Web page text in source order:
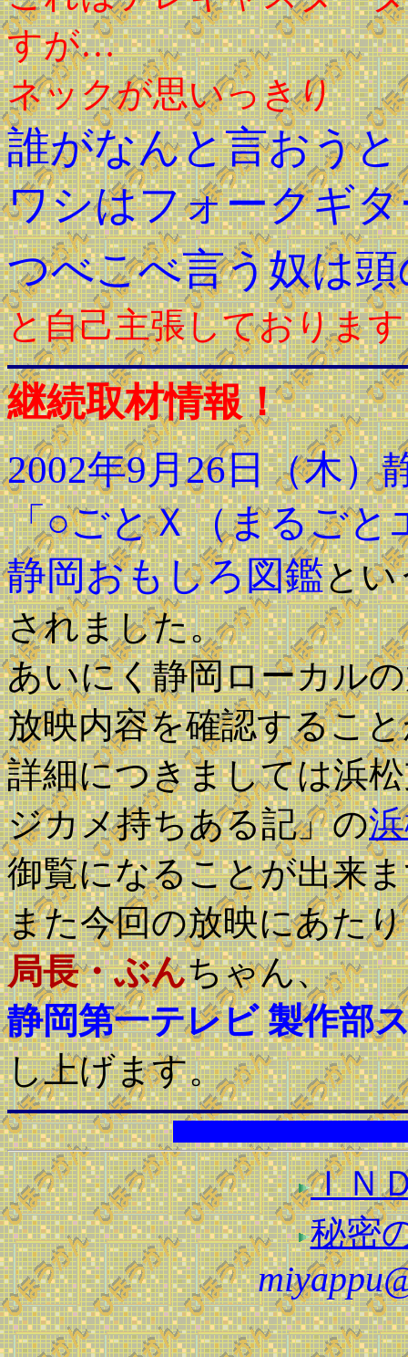
すが…
ネックが思いっきり
誰がなんと言おうと
ワシはフォークギ
つべこべ言う奴は
と自己主張しておりま
継続取材情報！
2002年9月26日（木
「○ごとＸ（まるごと
静岡おもしろ図鑑とい
されました。
あいにく静岡ローカル
放映内容を確認するこ
詳細につきましては浜
ジカメ持ちある記」の
御覧になることが出来
また今回の放映にあた
局長・ぶんちゃん、
静岡第一テレビ 製作部
し上げます。
ＩＮ
秘密